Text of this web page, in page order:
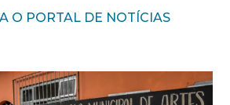
O PORTAL DE NOTÍCIAS